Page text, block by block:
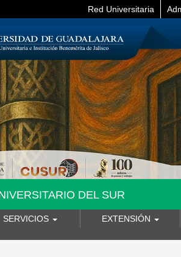
Red Universitaria
DEL SUR
SERVICIOS EXTENSIÓN